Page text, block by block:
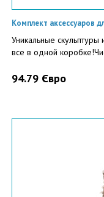
Комплект аксессуаров
Уникальные
все в одной
94.79 Євро